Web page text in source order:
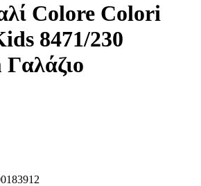
Colore Colori
8471/230